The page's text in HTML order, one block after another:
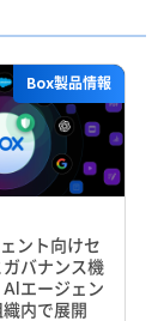
Box製品情報
ント向けセ
バナンス機
エージェン
織内で展開